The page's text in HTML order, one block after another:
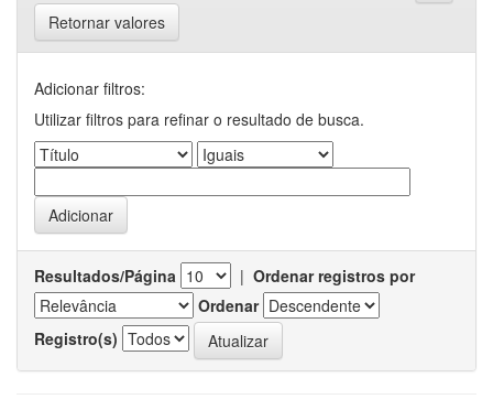
Retornar valores
Adicionar filtros:
Utilizar filtros para refinar o resultado de busca.
Resultados/Página | Ordenar registros por
Ordenar
Registro(s)